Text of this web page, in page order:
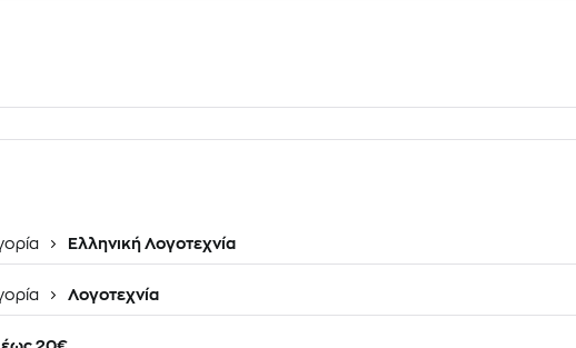
Ελληνική Λογοτεχνία
Λογοτεχνία